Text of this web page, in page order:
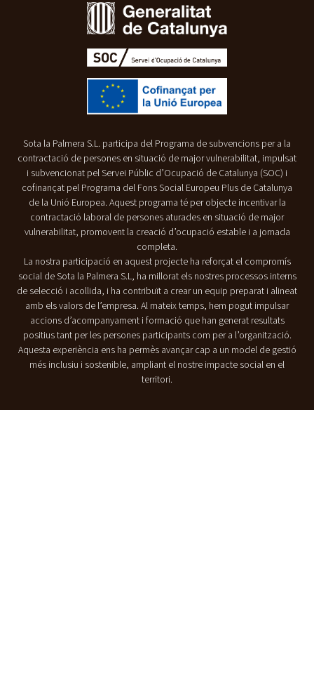
Sota la Palmera S.L. participa del Programa de subvencions per a la
contractació de persones en situació de major vulnerabilitat, impulsat
i subvencionat pel Servei Públic d’Ocupació de Catalunya (SOC) i
cofinançat pel Programa del Fons Social Europeu Plus de Catalunya
de la Unió Europea. Aquest programa té per objecte incentivar la
contractació laboral de persones aturades en situació de major
vulnerabilitat, promovent la creació d’ocupació estable i a jornada
completa.
La nostra participació en aquest projecte ha reforçat el compromís
social de Sota la Palmera S.L, ha millorat els nostres processos interns
de selecció i acollida, i ha contribuït a crear un equip preparat i alineat
amb els valors de l’empresa. Al mateix temps, hem pogut impulsar
accions d’acompanyament i formació que han generat resultats
positius tant per les persones participants com per a l’organització.
Aquesta experiència ens ha permès avançar cap a un model de gestió
més inclusiu i sostenible, ampliant el nostre impacte social en el
territori.